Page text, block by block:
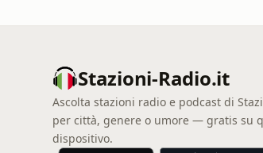
Stazioni-Radio.it
Ascolta stazioni radio e podcast di
per città, genere o umore — gratis su
dispositivo.